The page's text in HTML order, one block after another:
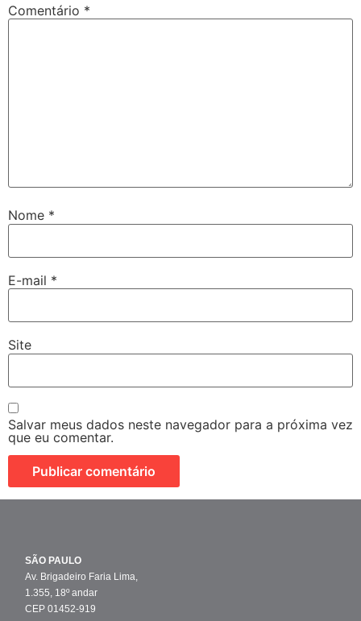
Comentário *
Nome *
E-mail *
Site
Salvar meus dados neste navegador para a próxima vez
que eu comentar.
SÃO PAULO
Av. Brigadeiro Faria Lima,
1.355, 18º andar
CEP 01452-919